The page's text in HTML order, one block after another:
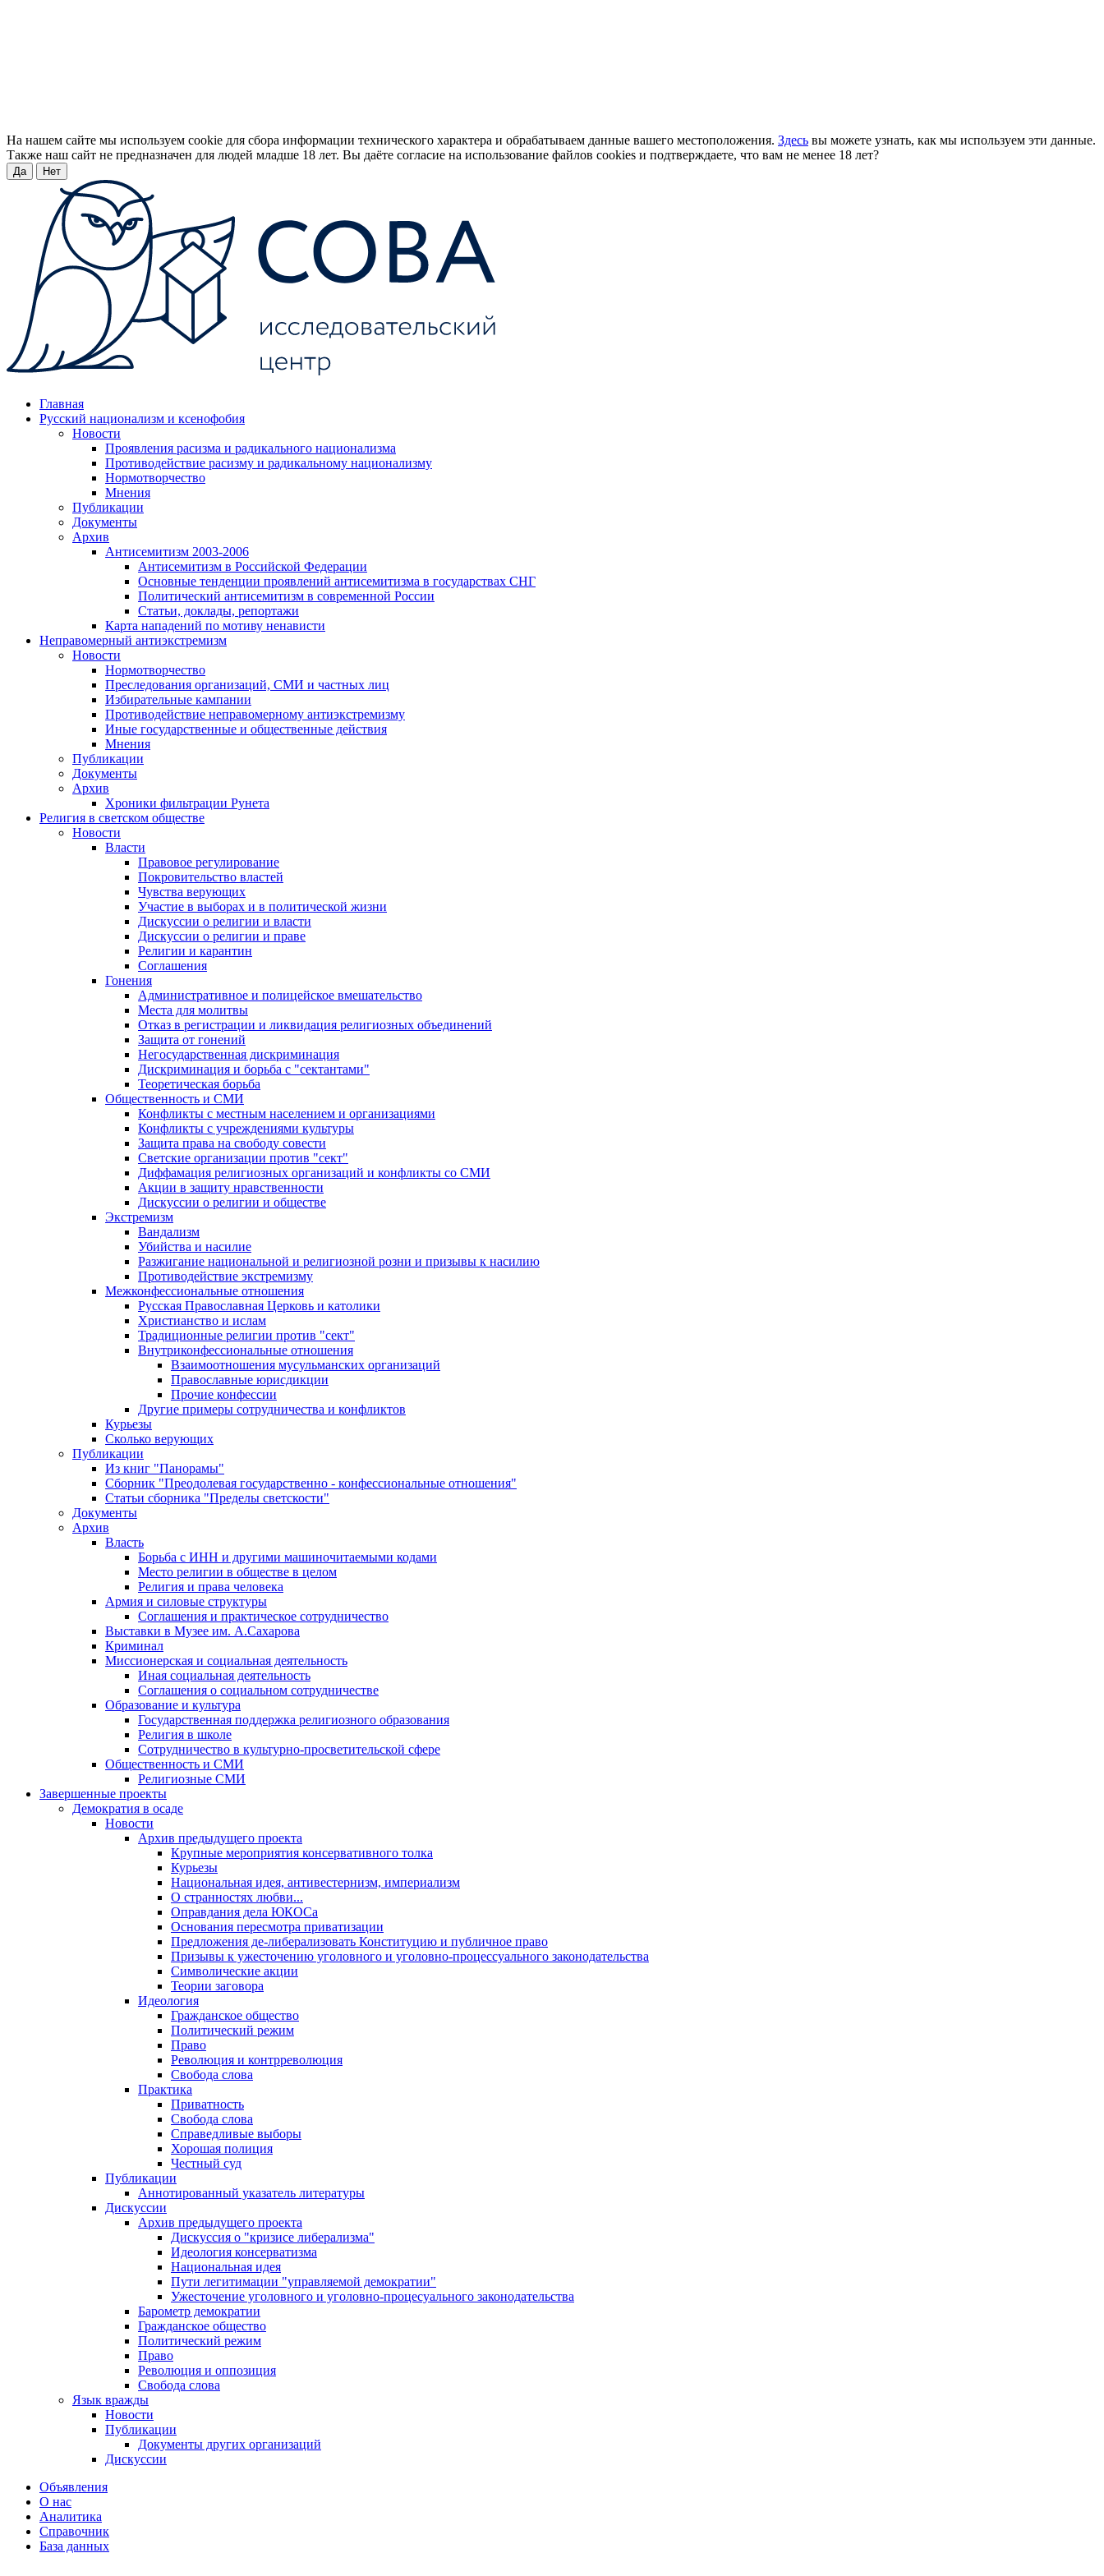
На нашем сайте мы используем cookie для сбора информации технического характера и обрабатываем данные вашего местоположения. Здесь вы можете узнать, как мы используем эти данные.
Также наш сайт не предназначен для людей младше 18 лет. Вы даёте согласие на использование файлов cookies и подтверждаете, что вам не менее 18 лет?
Да Нет
Главная
Русский национализм и ксенофобия
Новости
Проявления расизма и радикального национализма
Противодействие расизму и радикальному национализму
Нормотворчество
Мнения
Публикации
Документы
Архив
Антисемитизм 2003-2006
Антисемитизм в Российской Федерации
Основные тенденции проявлений антисемитизма в государствах СНГ
Политический антисемитизм в современной России
Статьи, доклады, репортажи
Карта нападений по мотиву ненависти
Неправомерный антиэкстремизм
Новости
Нормотворчество
Преследования организаций, СМИ и частных лиц
Избирательные кампании
Противодействие неправомерному антиэкстремизму
Иные государственные и общественные действия
Мнения
Публикации
Документы
Архив
Хроники фильтрации Рунета
Религия в светском обществе
Новости
Власти
Правовое регулирование
Покровительство властей
Чувства верующих
Участие в выборах и в политической жизни
Дискуссии о религии и власти
Дискуссии о религии и праве
Религии и карантин
Соглашения
Гонения
Административное и полицейское вмешательство
Места для молитвы
Отказ в регистрации и ликвидация религиозных объединений
Защита от гонений
Негосударственная дискриминация
Дискриминация и борьба с "сектантами"
Теоретическая борьба
Общественность и СМИ
Конфликты с местным населением и организациями
Конфликты с учреждениями культуры
Защита права на свободу совести
Светские организации против "сект"
Диффамация религиозных организаций и конфликты со СМИ
Акции в защиту нравственности
Дискуссии о религии и обществе
Экстремизм
Вандализм
Убийства и насилие
Разжигание национальной и религиозной розни и призывы к насилию
Противодействие экстремизму
Межконфессиональные отношения
Русская Православная Церковь и католики
Христианство и ислам
Традиционные религии против "сект"
Внутриконфессиональные отношения
Взаимоотношения мусульманских организаций
Православные юрисдикции
Прочие конфессии
Другие примеры сотрудничества и конфликтов
Курьезы
Сколько верующих
Публикации
Из книг "Панорамы"
Сборник "Преодолевая государственно - конфессиональные отношения"
Статьи сборника "Пределы светскости"
Документы
Архив
Власть
Борьба с ИНН и другими машиночитаемыми кодами
Место религии в обществе в целом
Религия и права человека
Армия и силовые структуры
Соглашения и практическое сотрудничество
Выставки в Музее им. А.Сахарова
Криминал
Миссионерская и социальная деятельность
Иная социальная деятельность
Соглашения о социальном сотрудничестве
Образование и культура
Государственная поддержка религиозного образования
Религия в школе
Сотрудничество в культурно-просветительской сфере
Общественность и СМИ
Религиозные СМИ
Завершенные проекты
Демократия в осаде
Новости
Архив предыдущего проекта
Крупные мероприятия консервативного толка
Курьезы
Национальная идея, антивестернизм, империализм
О странностях любви...
Оправдания дела ЮКОСа
Основания пересмотра приватизации
Предложения де-либерализовать Конституцию и публичное право
Призывы к ужесточению уголовного и уголовно-процессуального законодательства
Символические акции
Теории заговора
Идеология
Гражданское общество
Политический режим
Право
Революция и контрреволюция
Свобода слова
Практика
Приватность
Свобода слова
Справедливые выборы
Хорошая полиция
Честный суд
Публикации
Аннотированный указатель литературы
Дискуссии
Архив предыдущего проекта
Дискуссия о "кризисе либерализма"
Идеология консерватизма
Национальная идея
Пути легитимации "управляемой демократии"
Ужесточение уголовного и уголовно-процесуального законодательства
Барометр демократии
Гражданское общество
Политический режим
Право
Революция и оппозиция
Свобода слова
Язык вражды
Новости
Публикации
Документы других организаций
Дискуссии
Объявления
О нас
Аналитика
Справочник
База данных